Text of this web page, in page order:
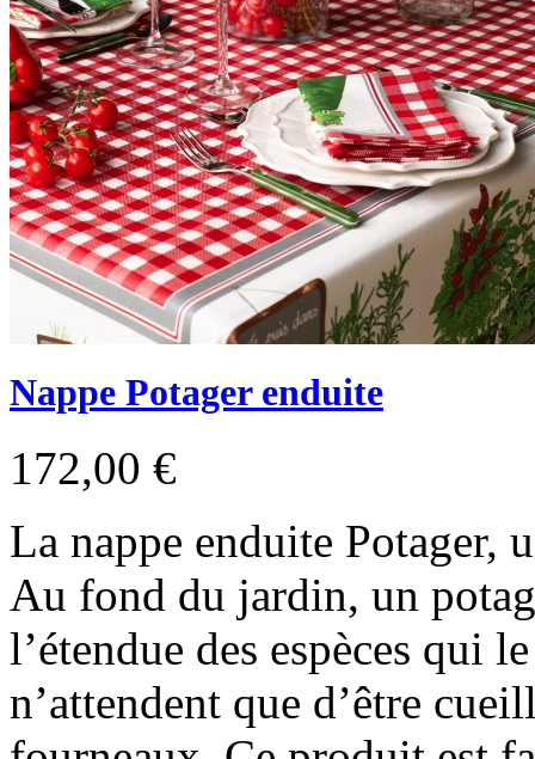
Nappe Potager enduite
172,00 €
La nappe enduite Potager,
Au fond du jardin, un
l’étendue des espèces qui
n’attendent que d’être